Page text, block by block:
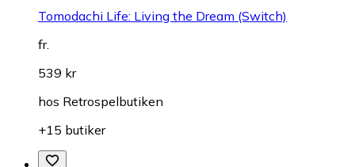
Tomodachi Life: Living the Dream (Switch)
fr.
539 kr
hos Retrospelbutiken
+15 butiker